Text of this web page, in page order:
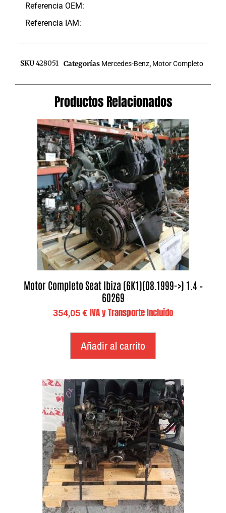
Referencia OEM:
Referencia IAM:
SKU428051 Categorías Mercedes-Benz, Motor Completo
Productos Relacionados
Motor Completo Seat Ibiza (6K1)(08.1999->) 1.4 –
60269
354,05€ IVA y Transporte Incluido
Añadir al carrito